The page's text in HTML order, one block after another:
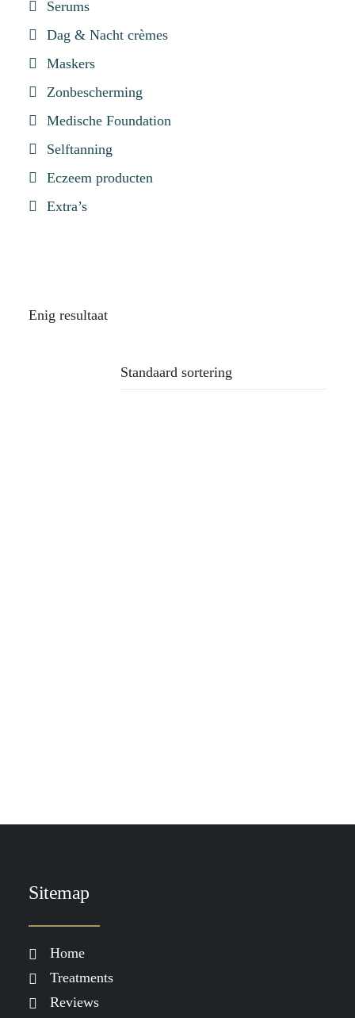
Serums
Dag & Nacht crèmes
Maskers
Zonbescherming
Medische Foundation
Selftanning
Eczeem producten
Extra’s
Enig resultaat
Sitemap
Home
Treatments
Reviews